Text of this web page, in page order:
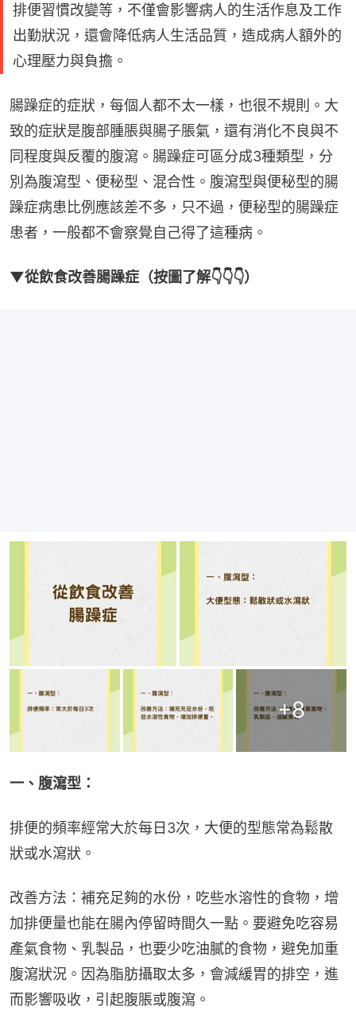
排便習慣改變等，不僅會影響病人的生活作息及工作
出勤狀況，還會降低病人生活品質，造成病人額外的
心理壓力與負擔。
腸躁症的症狀，每個人都不太一樣，也很不規則。大
致的症狀是腹部腫脹與腸子脹氣，還有消化不良與不
同程度與反覆的腹瀉。腸躁症可區分成3種類型，分
別為腹瀉型、便秘型、混合性。腹瀉型與便秘型的腸
躁症病患比例應該差不多，只不過，便秘型的腸躁症
患者，一般都不會察覺自己得了這種病。
▼從飲食改善腸躁症（按圖了解👇👇👇）
+8
一、腹瀉型：
排便的頻率經常大於每日3次，大便的型態常為鬆散
狀或水瀉狀。
改善方法：補充足夠的水份，吃些水溶性的食物，增
加排便量也能在腸內停留時間久一點。要避免吃容易
產氣食物、乳製品，也要少吃油膩的食物，避免加重
腹瀉狀況。因為脂肪攝取太多，會減緩胃的排空，進
而影響吸收，引起腹脹或腹瀉。